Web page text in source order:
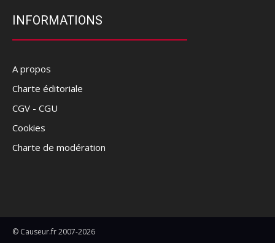
INFORMATIONS
A propos
Charte éditoriale
CGV - CGU
Cookies
Charte de modération
© Causeur.fr 2007-2026